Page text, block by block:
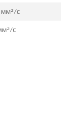
мм²/с
с